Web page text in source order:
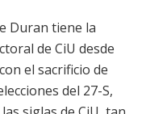
Duran tiene la
de CiU desde
el sacrificio de
del 27-S,